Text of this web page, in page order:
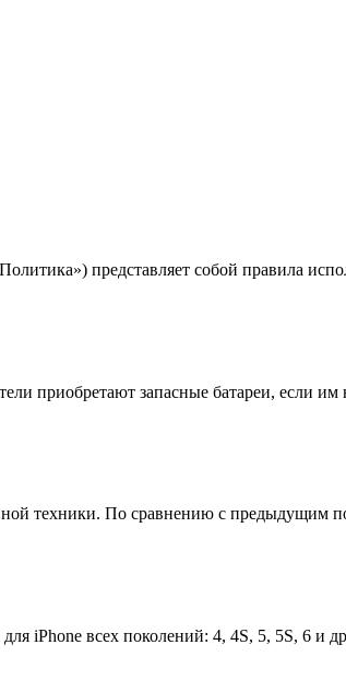
представляет собой правила
приобретают запасные батареи, если им
техники. По сравнению с предыдущим
iPhone всех поколений: 4, 4S, 5, 5S, 6 и